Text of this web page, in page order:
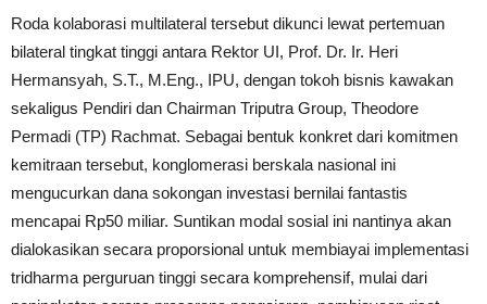
Roda kolaborasi multilateral tersebut dikunci lewat pertemuan
bilateral tingkat tinggi antara Rektor UI, Prof. Dr. Ir. Heri
Hermansyah, S.T., M.Eng., IPU, dengan tokoh bisnis kawakan
sekaligus Pendiri dan Chairman Triputra Group, Theodore
Permadi (TP) Rachmat. Sebagai bentuk konkret dari komitmen
kemitraan tersebut, konglomerasi berskala nasional ini
mengucurkan dana sokongan investasi bernilai fantastis
mencapai Rp50 miliar. Suntikan modal sosial ini nantinya akan
dialokasikan secara proporsional untuk membiayai implementasi
tridharma perguruan tinggi secara komprehensif, mulai dari